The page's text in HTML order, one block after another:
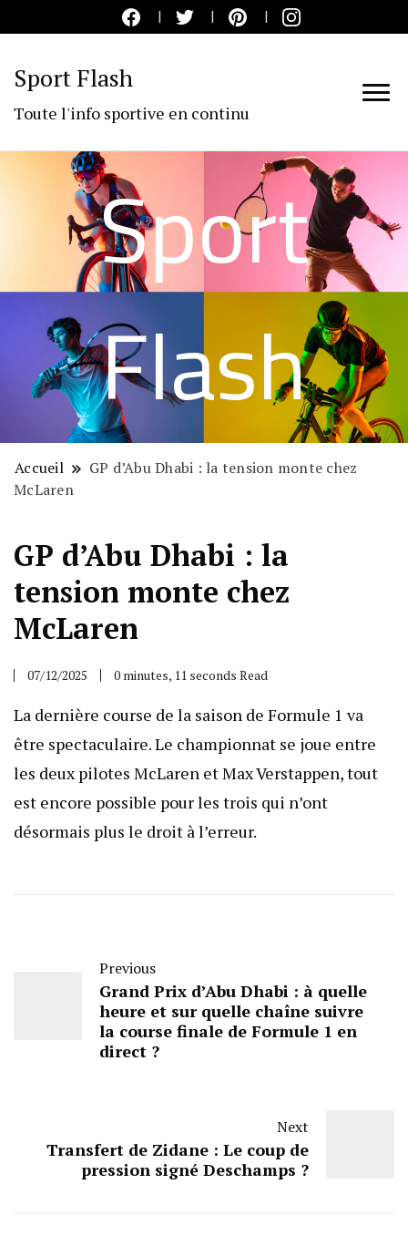
Sport Flash
Toute l'info sportive en continu
Sport
Flash
Accueil
GP d’Abu Dhabi : la tension monte chez
McLaren
GP d’Abu Dhabi : la
tension monte chez
McLaren
07/12/2025 0 minutes, 11 seconds Read
La dernière course de la saison de Formule 1 va
être spectaculaire. Le championnat se joue entre
les deux pilotes McLaren et Max Verstappen, tout
est encore possible pour les trois qui n’ont
désormais plus le droit à l’erreur.
Previous
Grand Prix d’Abu Dhabi : à quelle
heure et sur quelle chaîne suivre
la course finale de Formule 1 en
direct ?
Next
Transfert de Zidane : Le coup de
pression signé Deschamps ?